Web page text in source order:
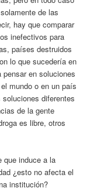
de las
hay que comparar
inefectivos para
países destruidos
lo que sucedería en
en soluciones
mundo o en un país
diferentes
de la gente
es libre, otros
que induce a la
¿esto no afecta el
institución?